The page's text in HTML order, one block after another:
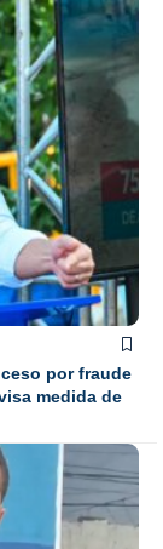
por fraude
medida de